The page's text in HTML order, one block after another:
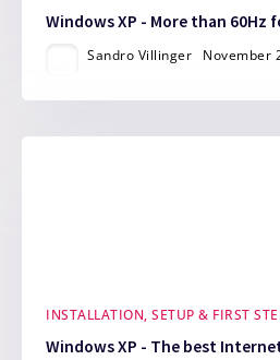
Windows XP - More than 60Hz
Sandro Villinger November
INSTALLATION, SETUP & FIRST
Windows XP - The best